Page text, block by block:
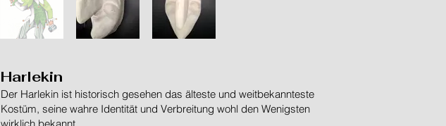
Harlekin
Der Harlekin ist historisch gesehen das älteste und weitbekannteste
Kostüm, seine wahre Identität und Verbreitung wohl den Wenigsten